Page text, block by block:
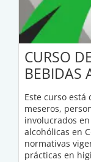
CURSO
BEBIDAS
Este curso
meseros,
involucrados
alcohólicas en
normativas
prácticas en